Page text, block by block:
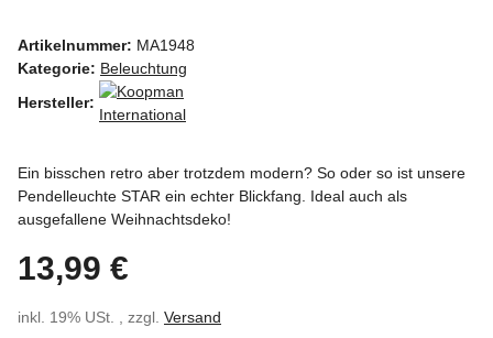
Artikelnummer: MA1948
Kategorie: Beleuchtung
Hersteller:
Ein bisschen retro aber trotzdem modern? So oder so ist unsere
Pendelleuchte STAR ein echter Blickfang. Ideal auch als
ausgefallene Weihnachtsdeko!
13,99 €
inkl. 19% USt. , zzgl. Versand